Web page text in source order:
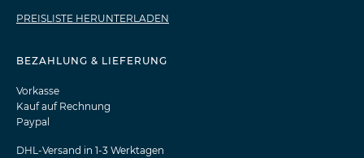
PREISLISTE HERUNTERLADEN
BEZAHLUNG & LIEFERUNG
Vorkasse
Kauf auf Rechnung
Paypal
DHL-Versand in 1-3 Werktagen